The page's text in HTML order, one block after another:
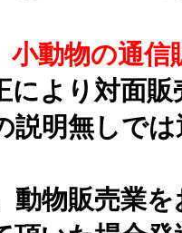
動物の通信
により対面
説明無しで
動物販売業